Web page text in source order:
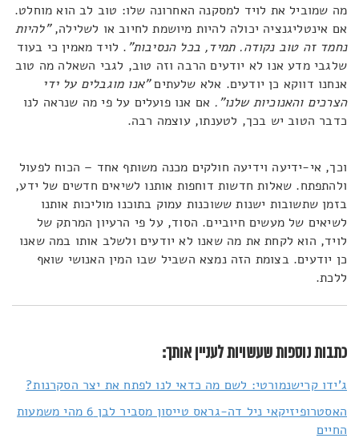
מה שמוביל את לויד למסקנה האחרונה שלו: טוב לב הוא מוחלט.
אם אינטליגנציה יכולה להיות מיושמת לחיוב או לשלילה,"להיות
נחמד זה טוב נקודה. תמיד, בכל הנסיבות". לויד מאמין כי בעוד
שלגבי מדע אנו לא יודעים הרבה וזה טוב, לגבי השאלה מה טוב
אנחנו דווקא כן יודעים. אלא שלעתים"אנו מוגבלים על ידי
הצרכים והאנוכיות שלנו". אם אנו פועלים על פי מה שנראה לנו
כדבר הטוב יש בכך, לטענתו, עוצמה רבה.
וכך, אי-ידיעה וידיעה חולקים מכנה משותף אחד – הכוח לפעול
ולהתפתח. שאלות חדשות דוחפות אותנו לשיאים חדשים של ידע,
בזמן שתשובות ישנות ששוכנות עמוק בתוכנו מוליכות אותנו
לשיאים של מעשים חיוביים. הסוד, על פי הרעיון המרתק של
לויד, הוא לקחת את מה שאנו לא יודעים ולשלב אותו במה שאנו
כן יודעים. בצומת הזה נמצא השביל שבו המין האנושי שואף
ללכת.
כתבות נוספות שעשויות לעניין אותך:
ג'ידו קרישנמורטי: לשם מה כדאי לנו לפתח את יצר הסקרנות?
האסטרופיזיקאי ניל דה-גראס טייסון מסביר לבן 6 מהי משמעות
החיים